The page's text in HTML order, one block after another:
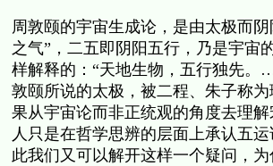
周敦颐的宇宙生成论，是由太极而
之气”，二五即阴阳五行，乃是宇宙
样解释的：“天地生物，五行独先
敦颐所说的太极，被二程、朱子称
果从宇宙论而非正统观的角度去理
人只是在哲学思辨的层面上承认五
此我们又可以解开这样一个疑问，